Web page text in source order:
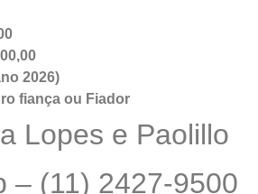
2026)
fiança ou Fiador
Lopes e Paolillo
– (11) 2427-9500